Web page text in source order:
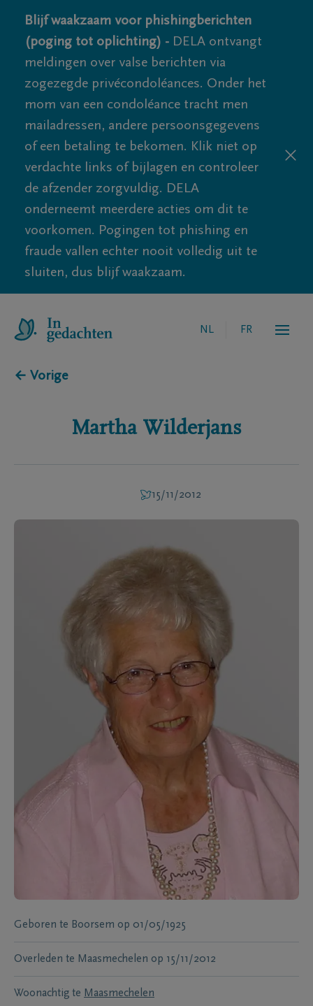
Blijf waakzaam voor phishingberichten
(poging tot oplichting) - DELA ontvangt
meldingen over valse berichten via
zogezegde privécondoléances. Onder het
mom van een condoléance tracht men
mailadressen, andere persoonsgegevens
of een betaling te bekomen. Klik niet op
verdachte links of bijlagen en controleer
de afzender zorgvuldig. DELA
onderneemt meerdere acties om dit te
voorkomen. Pogingen tot phishing en
fraude vallen echter nooit volledig uit te
sluiten, dus blijf waakzaam.
NL FR
← Vorige
Martha Wilderjans
15/11/2012
Geboren te Boorsem op 01/05/1925
Overleden te Maasmechelen op 15/11/2012
Woonachtig te Maasmechelen